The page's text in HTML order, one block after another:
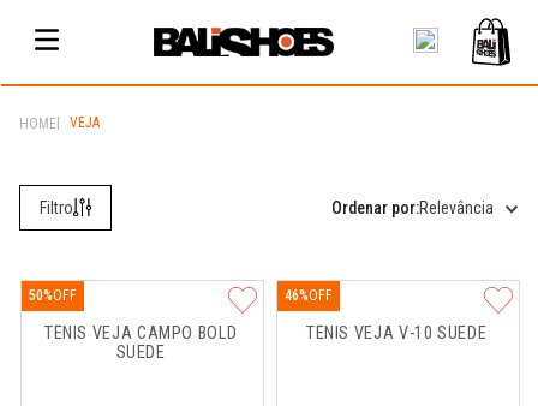
VEJA
Relevância
TÊNIS VEJA CAMPO BOLD
SUEDE
50%
TÊNIS VEJA V-10 SUEDE
46%